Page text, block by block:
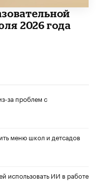
2026 года
за проблем с
меню школ и детсадов
использовать ИИ в работе